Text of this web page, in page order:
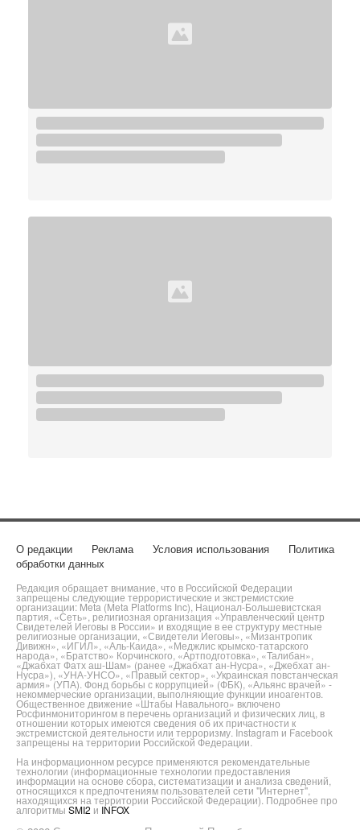
О редакции Реклама Условия использования
Политика
обработки данных
Редакция обращает внимание, что в Российской Федерации
запрещены следующие террористические и экстремистские
организации: Meta (Meta Platforms Inc), Национал-Большевистская
партия, «Сеть», религиозная организация «Управленческий центр
Свидетелей Иеговы в России» и входящие в ее структуру местные
религиозные организации, «Свидетели Иеговы», «Мизантропик
Дивижн», «ИГИЛ», «Аль-Каида», «Меджлис крымско-татарского
народа», «Братство» Корчинского, «Артподготовка», «Талибан»,
«Джабхат Фатх аш-Шам» (ранее «Джабхат ан-Нусра», «Джебхат ан-
Нусра»), «УНА-УНСО», «Правый сектор», «Украинская повстанческая
армия» (УПА). Фонд борьбы с коррупцией» (ФБК), «Альянс врачей» -
некоммерческие организации, выполняющие функции иноагентов.
Общественное движение «Штабы Навального» включено
Росфинмониторингом в перечень организаций и физических лиц, в
отношении которых имеются сведения об их причастности к
экстремистской деятельности или терроризму. Instagram и Facebook
запрещены на территории Российской Федерации.
На информационном ресурсе применяются рекомендательные
технологии (информационные технологии предоставления
информации на основе сбора, систематизации и анализа сведений,
относящихся к предпочтениям пользователей сети "Интернет",
находящихся на территории Российской Федерации). Подробнее про
алгоритмы SMI2 и INFOX